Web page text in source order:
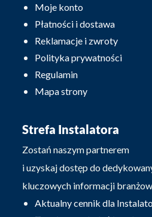
Moje konto
Płatności i dostawa
Reklamacje i zwroty
Polityka prywatności
Regulamin
Mapa strony
Strefa Instalatora
Zostań naszym partnerem
i uzyskaj dostęp do
kluczowych informacji
Aktualny cennik dla